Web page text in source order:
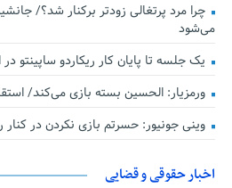
چرا مرد پرتغالی زودتر برکنار شد؟/
می‌شود
یک جلسه تا پایان کار ریکاردو ساپینتو
ورمزیار: الحسین بسته بازی می‌کند/
وینی جونیور: حسرتم بازی نکردن در کنار
اخبار حقوقی و قضایی